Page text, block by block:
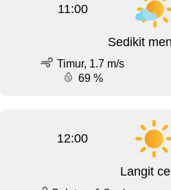
11:00
Sedikit
Timur, 1.7 m/s
69 %
12:00
Langit